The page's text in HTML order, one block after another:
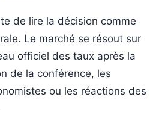
de lire la décision comme
Le marché se résout sur
officiel des taux après la
de la conférence, les
ou les réactions des